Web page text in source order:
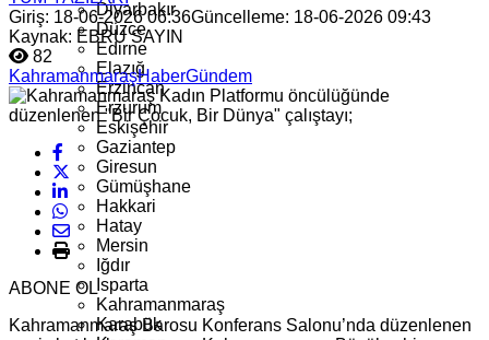
Diyarbakır
Düzce
Edirne
Elazığ
Erzincan
Erzurum
Eskişehir
Gaziantep
Giresun
Gümüşhane
Hakkari
Hatay
Mersin
Iğdır
Isparta
Kahramanmaraş
Karabük
Giriş: 18-06-2026 06:36Güncelleme: 18-06-2026 09:43
Kaynak: EBRU SAYIN
82
KahramanmaraşHaberGündem
ABONE OL
Kahramanmaraş Barosu Konferans Salonu’nda düzenlenen